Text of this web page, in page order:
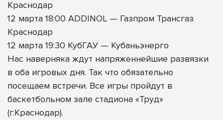
Краснодар
12 марта 18:00 ADDINOL — Газпром Трансгаз
Краснодар
12 марта 19:30 КубГАУ — Кубаньэнерго
Нас наверняка ждут напряженнейшие развязки
в оба игровых дня. Так что обязательно
посещаем встречи. Все игры пройдут в
баскетбольном зале стадиона «Труд»
(г.Краснодар).